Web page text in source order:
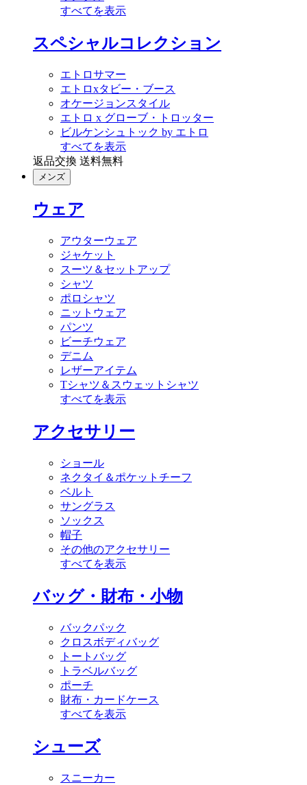
すべてを表示
スペシャルコレクション
エトロサマー
エトロxタビー・ブース
オケージョンスタイル
エトロ x グローブ・トロッター
ビルケンシュトック by エトロ
すべてを表示
返品交換 送料無料
メンズ
ウェア
アウターウェア
ジャケット
スーツ＆セットアップ
シャツ
ポロシャツ
ニットウェア
パンツ
ビーチウェア
デニム
レザーアイテム
Tシャツ＆スウェットシャツ
すべてを表示
アクセサリー
ショール
ネクタイ＆ポケットチーフ
ベルト
サングラス
ソックス
帽子
その他のアクセサリー
すべてを表示
バッグ・財布・小物
バックパック
クロスボディバッグ
トートバッグ
トラベルバッグ
ポーチ
財布・カードケース
すべてを表示
シューズ
スニーカー